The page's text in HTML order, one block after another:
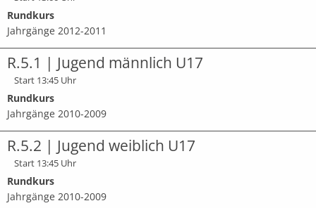
Rundkurs
Jahrgänge 2012-2011
R.5.1 | Jugend männlich U17
Start 13:45 Uhr
Rundkurs
Jahrgänge 2010-2009
R.5.2 | Jugend weiblich U17
Start 13:45 Uhr
Rundkurs
Jahrgänge 2010-2009